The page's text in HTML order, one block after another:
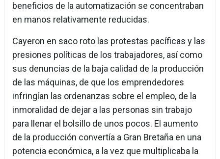
beneficios de la automatización se concentraban
en manos relativamente reducidas.
Cayeron en saco roto las protestas pacíficas y las
presiones políticas de los trabajadores, así como
sus denuncias de la baja calidad de la producción
de las máquinas, de que los emprendedores
infringían las ordenanzas sobre el empleo, de la
inmoralidad de dejar a las personas sin trabajo
para llenar el bolsillo de unos pocos. El aumento
de la producción convertía a Gran Bretaña en una
potencia económica, a la vez que multiplicaba la